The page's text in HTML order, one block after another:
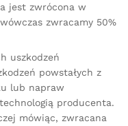
jest zwrócona w
zwracamy 50%
uszkodzeń
powstałych z
lub napraw
producenta.
mówiąc, zwracana